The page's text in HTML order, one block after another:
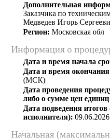
Дополнительная
Заказчика по
Медведев Игорь
Регион: Московская обл
Информация о
Дата и время начала
Дата и время
(МСК)
Дата проведения
либо о сумме цен
Дата подведения
исполнителя): 09.06.2026
Начальная